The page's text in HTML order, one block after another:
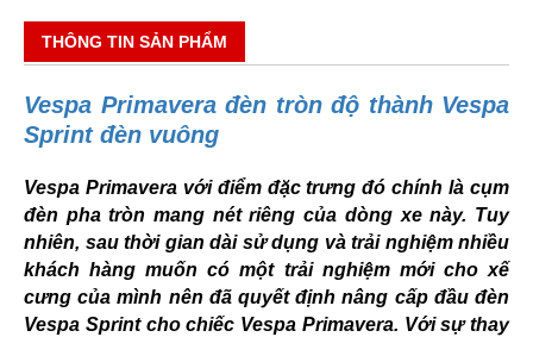
THÔNG TIN SẢN PHẨM
Vespa Primavera đèn tròn độ thành Vespa
Sprint đèn vuông
Vespa Primavera với điểm đặc trưng đó chính là cụm
đèn pha tròn mang nét riêng của dòng xe này. Tuy
nhiên, sau thời gian dài sử dụng và trải nghiệm nhiều
khách hàng muốn có một trải nghiệm mới cho xế
cưng của mình nên đã quyết định nâng cấp đầu đèn
Vespa Sprint cho chiếc Vespa Primavera. Với sự thay